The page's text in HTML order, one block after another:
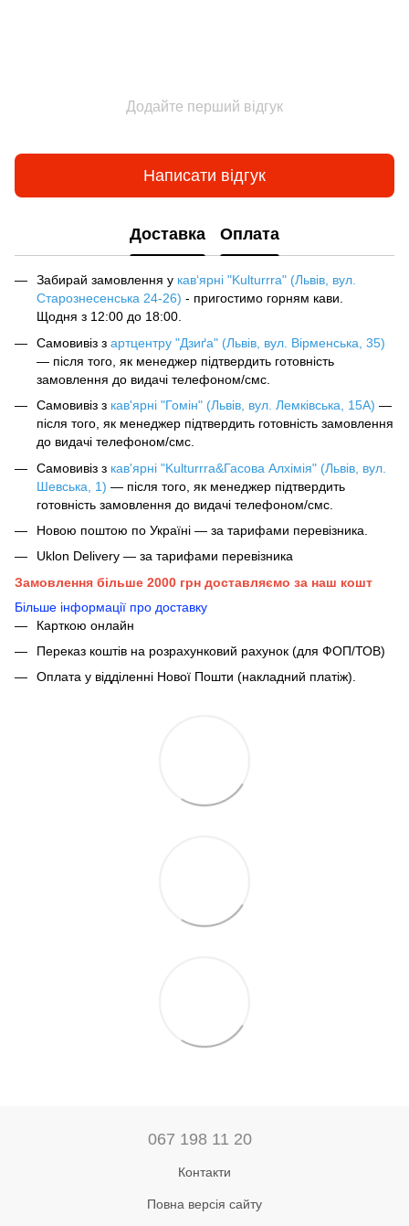
Додайте перший відгук
Написати відгук
Доставка Оплата
Забирай замовлення у кав‘ярні "Kulturrra" (Львів, вул.
Старознесенська 24-26) - пригостимо горням кави.
Щодня з 12:00 до 18:00.
Самовивіз з артцентру "Дзиґа" (Львів, вул. Вірменська, 35)
— після того, як менеджер підтвердить готовність
замовлення до видачі телефоном/смс.
Самовивіз з кав'ярні "Гомін" (Львів, вул. Лемківська, 15А) —
після того, як менеджер підтвердить готовність замовлення
до видачі телефоном/смс.
Самовивіз з кав'ярні "Kulturrra&Гасова Алхімія" (Львів, вул.
Шевська, 1) — після того, як менеджер підтвердить
готовність замовлення до видачі телефоном/смс.
Новою поштою по Україні — за тарифами перевізника.
Uklon Delivery — за тарифами перевізника
Замовлення більше 2000 грн доставляємо за наш кошт
Більше інформації про доставку
Карткою онлайн
Переказ коштів на розрахунковий рахунок (для ФОП/ТОВ)
Оплата у відділенні Нової Пошти (накладний платіж).
067 198 11 20
Контакти
Повна версія сайту